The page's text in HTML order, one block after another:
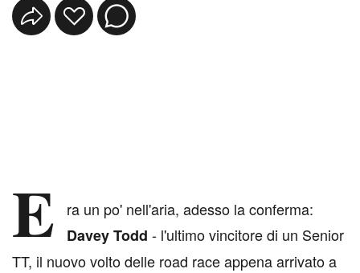
E
ra un po' nell'aria, adesso la conferma:
Davey Todd - l'ultimo vincitore di un Senior
TT, il nuovo volto delle road race appena arrivato a